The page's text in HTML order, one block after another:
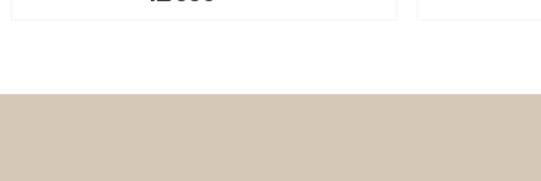
₪450.
₪338.